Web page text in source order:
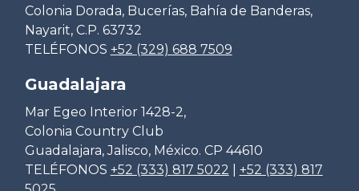
Colonia Dorada, Bucerías, Bahía de Banderas,
Nayarit, C.P. 63732
TELÉFONOS +52 (329) 688 7509
Guadalajara
Mar Egeo Interior 1428-2,
Colonia Country Club
Guadalajara, Jalisco, México. CP 44610
TELÉFONOS +52 (333) 817 5022
+52 (333) 817